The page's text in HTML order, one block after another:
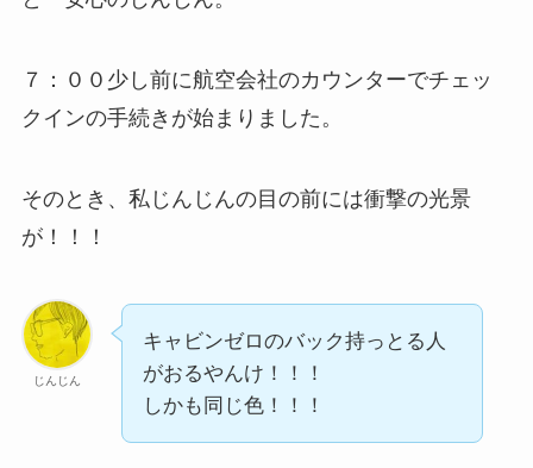
７：００少し前に航空会社のカウンターでチェッ
クインの手続きが始まりました。
そのとき、私じんじんの目の前には衝撃の光景
が！！！
じんじん
キャビンゼロのバック持っとる人
がおるやんけ！！！
しかも同じ色！！！